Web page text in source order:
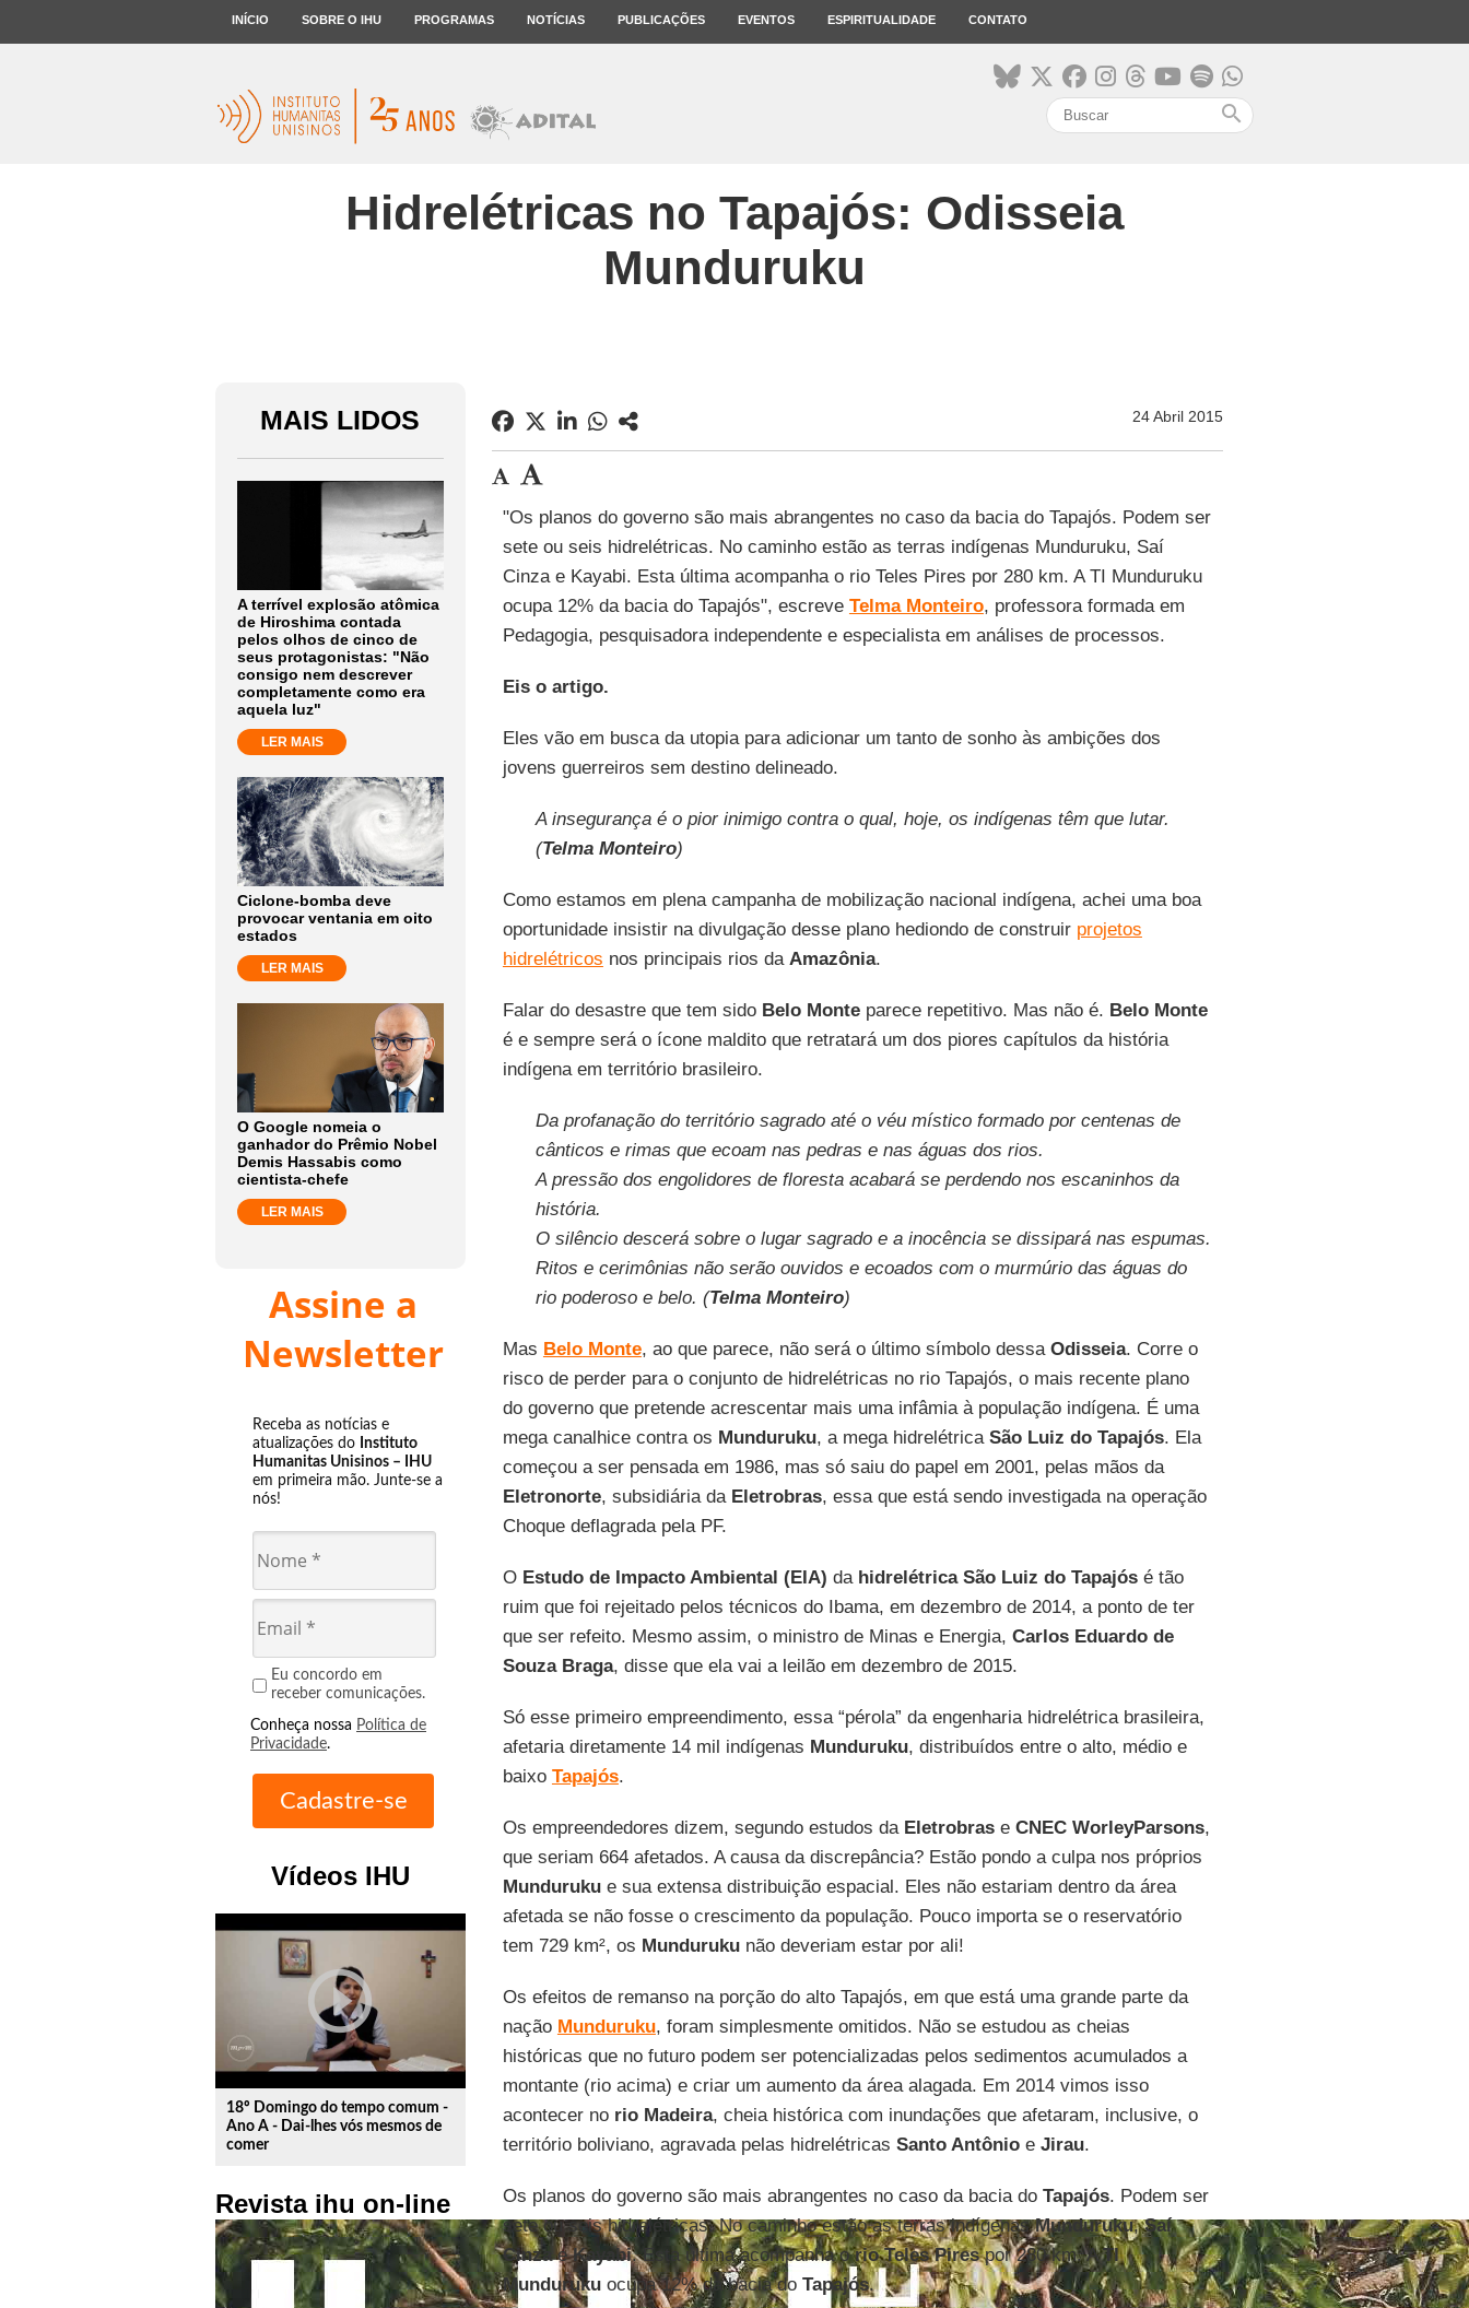
INÍCIO SOBRE O IHU PROGRAMAS NOTÍCIAS PUBLICAÇÕES EVENTOS ESPIRITUALIDADE CONTATO
search
Hidrelétricas no Tapajós: Odisseia
Munduruku
MAIS LIDOS
A terrível explosão atômica
de Hiroshima contada
pelos olhos de cinco de
seus protagonistas: "Não
consigo nem descrever
completamente como era
aquela luz"
LER MAIS
Ciclone-bomba deve
provocar ventania em oito
estados
LER MAIS
O Google nomeia o
ganhador do Prêmio Nobel
Demis Hassabis como
cientista-chefe
LER MAIS
Assine a
Newsletter
Receba as notícias e
atualizações do Instituto
Humanitas Unisinos – IHU
em primeira mão. Junte-se a
nós!
Eu concordo em
receber comunicações.
Conheça nossa Política de
Privacidade.
Vídeos IHU
play_circle_outline
18º Domingo do tempo comum -
Ano A - Dai-lhes vós mesmos de
comer
Revista ihu on-line
24 Abril 2015
"Os planos do governo são mais abrangentes no caso da bacia do Tapajós. Podem ser
sete ou seis hidrelétricas. No caminho estão as terras indígenas Munduruku, Saí
Cinza e Kayabi. Esta última acompanha o rio Teles Pires por 280 km. A TI Munduruku
ocupa 12% da bacia do Tapajós", escreve Telma Monteiro, professora formada em
Pedagogia, pesquisadora independente e especialista em análises de processos.
Eis o artigo.
Eles vão em busca da utopia para adicionar um tanto de sonho às ambições dos
jovens guerreiros sem destino delineado.
A insegurança é o pior inimigo contra o qual, hoje, os indígenas têm que lutar.
(Telma Monteiro)
Como estamos em plena campanha de mobilização nacional indígena, achei uma boa
oportunidade insistir na divulgação desse plano hediondo de construir projetos
hidrelétricos nos principais rios da Amazônia.
Falar do desastre que tem sido Belo Monteparece repetitivo. Mas não é. Belo Monte
é e sempre será o ícone maldito que retratará um dos piores capítulos da história
indígena em território brasileiro.
Da profanação do território sagrado até o véu místico formado por centenas de
cânticos e rimas que ecoam nas pedras e nas águas dos rios.
A pressão dos engolidores de floresta acabará se perdendo nos escaninhos da
história.
O silêncio descerá sobre o lugar sagrado e a inocência se dissipará nas espumas.
Ritos e cerimônias não serão ouvidos e ecoados com o murmúrio das águas do
rio poderoso e belo. (Telma Monteiro)
Mas Belo Monte, ao que parece, não será o último símbolo dessa Odisseia. Corre o
risco de perder para o conjunto de hidrelétricas no rio Tapajós, o mais recente plano
do governo que pretende acrescentar mais uma infâmia à população indígena. É uma
mega canalhice contra os Munduruku, a mega hidrelétrica São Luiz do Tapajós. Ela
começou a ser pensada em 1986, mas só saiu do papel em 2001, pelas mãos da
Eletronorte, subsidiária da Eletrobras, essa que está sendo investigada na operação
Choque deflagrada pela PF.
O Estudo de Impacto Ambiental (EIA) da hidrelétrica São Luiz do Tapajósé tão
ruim que foi rejeitado pelos técnicos do Ibama, em dezembro de 2014, a ponto de ter
que ser refeito. Mesmo assim, o ministro de Minas e Energia, Carlos Eduardo de
Souza Braga, disse que ela vai a leilão em dezembro de 2015.
Só esse primeiro empreendimento, essa “pérola” da engenharia hidrelétrica brasileira,
afetaria diretamente 14 mil indígenas Munduruku, distribuídos entre o alto, médio e
baixo Tapajós.
Os empreendedores dizem, segundo estudos daEletrobraseCNEC WorleyParsons,
que seriam 664 afetados. A causa da discrepância? Estão pondo a culpa nos próprios
Mundurukue sua extensa distribuição espacial. Eles não estariam dentro da área
afetada se não fosse o crescimento da população. Pouco importa se o reservatório
tem 729 km², os Mundurukunão deveriam estar por ali!
Os efeitos de remanso na porção do alto Tapajós, em que está uma grande parte da
nação Munduruku, foram simplesmente omitidos. Não se estudou as cheias
históricas que no futuro podem ser potencializadas pelos sedimentos acumulados a
montante (rio acima) e criar um aumento da área alagada. Em 2014 vimos isso
acontecer no rio Madeira, cheia histórica com inundações que afetaram, inclusive, o
território boliviano, agravada pelas hidrelétricas Santo Antônioe Jirau.
Os planos do governo são mais abrangentes no caso da bacia do Tapajós. Podem ser
sete ou seis hidrelétricas. No caminho estão as terras indígenasMunduruku,Saí
CinzaeKayabi. Esta última acompanha orio Teles Pirespor 280 km. ATI
Mundurukuocupa 12% da bacia do Tapajós.